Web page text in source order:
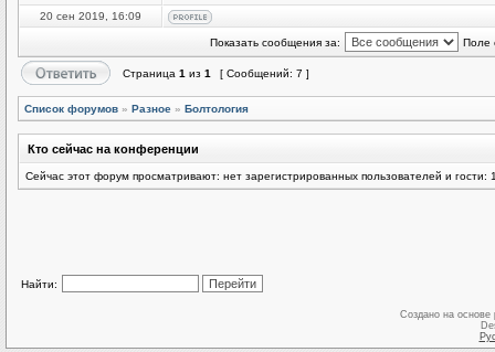
20 сен 2019, 16:09
Показать сообщения за: Поле
Страница 1 из 1 [ Сообщений: 7 ]
Список форумов » Разное » Болтология
Кто сейчас на конференции
Сейчас этот форум просматривают: нет зарегистрированных пользователей и гости:
Найти:
Создано на основе